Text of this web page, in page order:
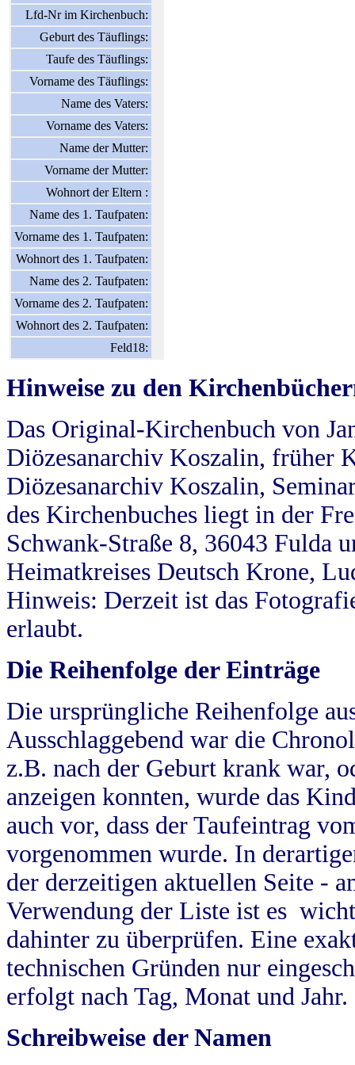
Lfd-Nr im Kirchenbuch:
Geburt des Täuflings:
Taufe des Täuflings:
Vorname des Täuflings:
Name des Vaters:
Vorname des Vaters:
Name der Mutter:
Vorname der Mutter:
Wohnort der Eltern :
Name des 1. Taufpaten:
Vorname des 1. Taufpaten:
Wohnort des 1. Taufpaten:
Name des 2. Taufpaten:
Vorname des 2. Taufpaten:
Wohnort des 2. Taufpaten:
Feld18:
Hinweise zu den
Das Original-Kirchenbuch von
Diözesanarchiv Koszalin, früher
Diözesanarchiv Koszalin,
des Kirchenbuches liegt in der
Schwank-Straße 8, 36043 Fulda
Heimatkreises Deutsch Krone,
Hinweis: Derzeit ist das
erlaubt.
Die Reihenfolge der Einträge
Die ursprüngliche Reihenfolge
Ausschlaggebend war die
z.B. nach der Geburt krank war,
anzeigen konnten, wurde das
auch vor, dass der Taufeintrag
vorgenommen wurde. In
der derzeitigen aktuellen Seite -
Verwendung der Liste ist es
dahinter zu überprüfen. Eine
technischen Gründen nur
erfolgt nach Tag, Monat und Jahr.
Schreibweise der Namen